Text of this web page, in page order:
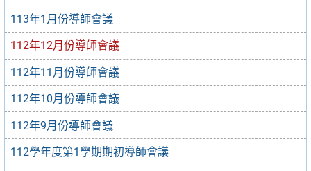
113年1月份導師會議
112年12月份導師會議
112年11月份導師會議
112年10月份導師會議
112年9月份導師會議
112學年度第1學期期初導師會議